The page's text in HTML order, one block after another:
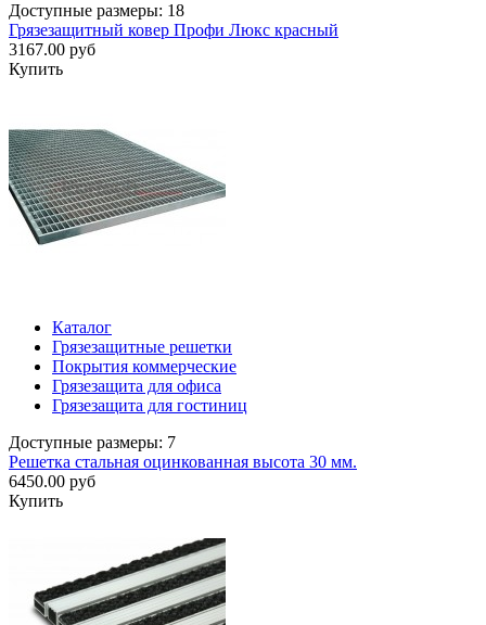
Доступные размеры: 18
Грязезащитный ковер Профи Люкс красный
3167.00 руб
Купить
Каталог
Грязезащитные решетки
Покрытия коммерческие
Грязезащита для офиса
Грязезащита для гостиниц
Доступные размеры: 7
Решетка стальная оцинкованная высота 30 мм.
6450.00 руб
Купить